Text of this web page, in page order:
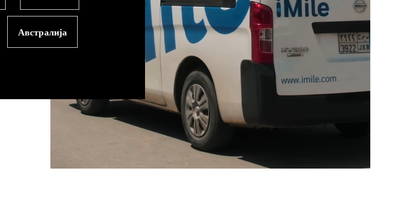
Австралија